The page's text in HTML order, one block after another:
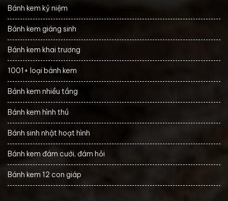
Bánh kem kỷ niệm
Bánh kem giáng sinh
Bánh kem khai trương
1001+ loại bánh kem
Bánh kem nhiều tầng
Bánh kem hình thú
Bánh sinh nhật hoạt hình
Bánh kem đám cưới, đám hỏi
Bánh kem 12 con giáp